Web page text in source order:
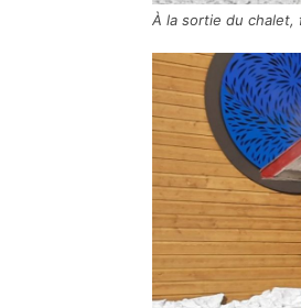
À la sortie du chalet,